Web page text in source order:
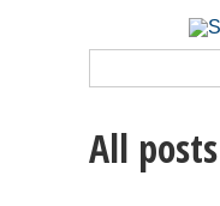
All